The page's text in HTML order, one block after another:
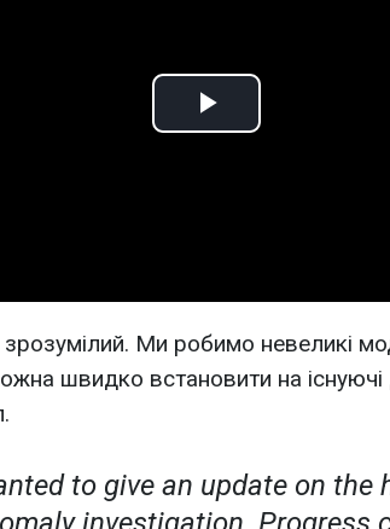
Play
Ми робимо невеликі
швидко встановити на існуючі
to give an update on the